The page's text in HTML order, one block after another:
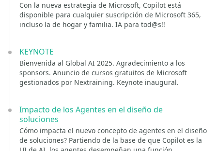
Con la nueva estrategia de Microsoft, Copilot está
disponible para cualquier suscripción de Microsoft 365,
incluso la de hogar y familia. IA para tod@s!!
KEYNOTE
Bienvenida al Global AI 2025. Agradecimiento a los
sponsors. Anuncio de cursos gratuitos de Microsoft
gestionados por Nextraining. Keynote inaugural.
Impacto de los Agentes en el diseño de
soluciones
Cómo impacta el nuevo concepto de agentes en el diseño
de soluciones? Partiendo de la base de que Copilot es la